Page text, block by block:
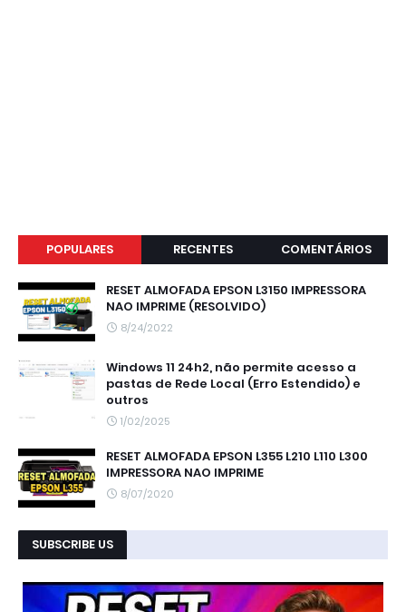
POPULARES RECENTES COMENTÁRIOS
RESET ALMOFADA EPSON L3150 IMPRESSORA
NAO IMPRIME (RESOLVIDO)
8/24/2022
Windows 11 24h2, não permite acesso a
pastas de Rede Local (Erro Estendido) e
outros
1/02/2025
RESET ALMOFADA EPSON L355 L210 L110 L300
IMPRESSORA NAO IMPRIME
8/07/2020
SUBSCRIBE US